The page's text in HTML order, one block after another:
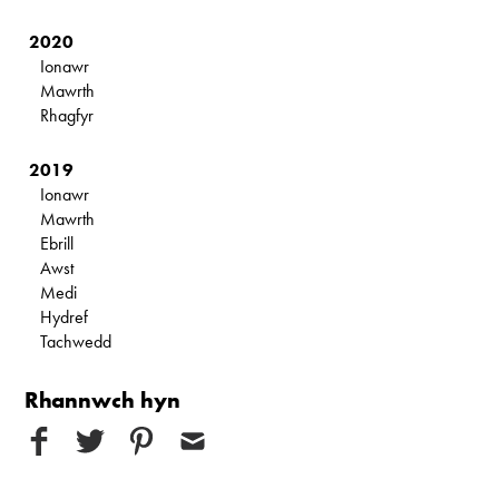
2020
Ionawr
Mawrth
Rhagfyr
2019
Ionawr
Mawrth
Ebrill
Awst
Medi
Hydref
Tachwedd
Rhannwch hyn